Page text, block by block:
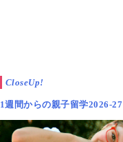
CloseUp!
1週間からの親子留学2026-27